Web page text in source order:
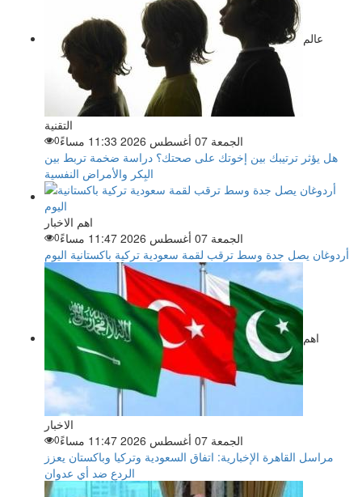
عالم
التقنية
الجمعة 07 أغسطس 2026 11:33 مساءً
0
هل يؤثر ترتيبك بين إخوتك على صحتك؟ دراسة ضخمة تربط بين
البِكر والأمراض النفسية
اهم الاخبار
الجمعة 07 أغسطس 2026 11:47 مساءً
0
أردوغان يصل جدة وسط ترقب لقمة سعودية تركية باكستانية اليوم
اهم
الاخبار
الجمعة 07 أغسطس 2026 11:47 مساءً
0
مراسل القاهرة الإخبارية: اتفاق السعودية وتركيا وباكستان يعزز
الردع ضد أي عدوان